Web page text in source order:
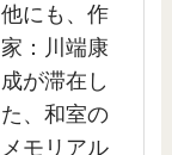
他にも、作
家：川端康
成が滞在し
た、和室の
メモリアル